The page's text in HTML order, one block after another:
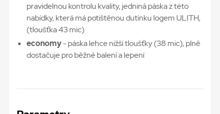
pravidelnou kontrolu kvality, jedniná páska z této
nabídky, která má potištěnou dutinku logem ULITH,
(tloušťka 43 mic)
economy- páska lehce nižší tloušťky (38 mic), plně
dostačuje pro běžné balení a lepení